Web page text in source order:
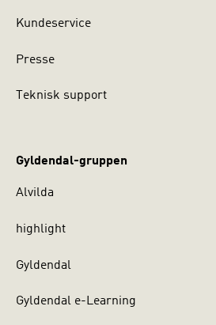
Kundeservice
Presse
Teknisk support
Gyldendal-gruppen
Alvilda
highlight
Gyldendal
Gyldendal e-Learning